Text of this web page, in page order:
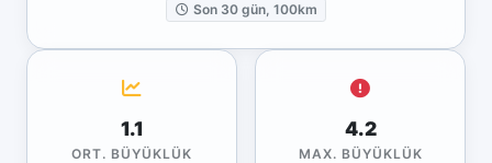
Son 30 gün, 100km
1.1
ORT. BÜYÜKLÜK
4.2
MAX. BÜYÜKLÜK